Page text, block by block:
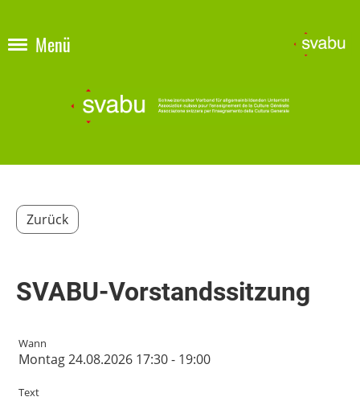
Menü
Zurück
SVABU-Vorstandssitzung
Wann
Montag 24.08.2026 17:30 - 19:00
Text